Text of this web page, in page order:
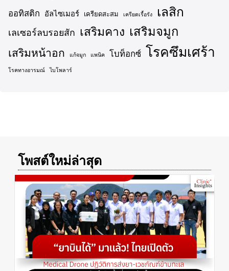
ออทิสติก อัลไซเมอร์ เครียดสะสม เครียดเรื้อรัง เลสิก
เลเซอร์ลบรอยสัก เสริมคาง เสริมจมูก
เสริมหน้าอก แก้จมูก แพนิค โบท็อกซ์ โรคซึมเศร้า
โรคทางอารมณ์ ไบโพลาร์
โพสต์ใหม่ล่าสุด